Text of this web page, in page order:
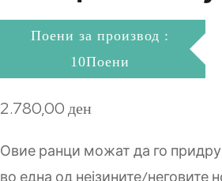
Поени за производ :
10Поени
2.780,00ден
Овие ранци можат да го
во една од нејзините/неговите